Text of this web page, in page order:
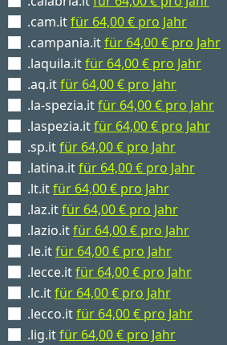
.cam.itfür 64,00 € pro Jahr
.campania.itfür 64,00 € pro Jahr
.laquila.itfür 64,00 € pro Jahr
.aq.itfür 64,00 € pro Jahr
.la-spezia.itfür 64,00 € pro Jahr
.laspezia.itfür 64,00 € pro Jahr
.sp.itfür 64,00 € pro Jahr
.latina.itfür 64,00 € pro Jahr
.lt.itfür 64,00 € pro Jahr
.laz.itfür 64,00 € pro Jahr
.lazio.itfür 64,00 € pro Jahr
.le.itfür 64,00 € pro Jahr
.lecce.itfür 64,00 € pro Jahr
.lc.itfür 64,00 € pro Jahr
.lecco.itfür 64,00 € pro Jahr
.lig.itfür 64,00 € pro Jahr